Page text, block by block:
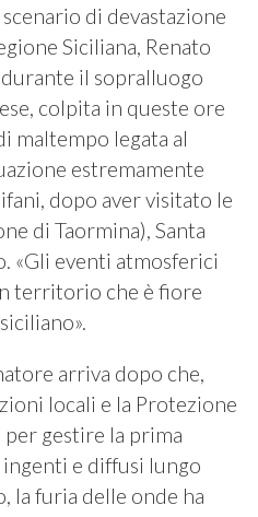
di devastazione
Siciliana, Renato
il sopralluogo
colpita in queste ore
maltempo legata al
estremamente
dopo aver visitato le
di Taormina), Santa
«Gli eventi atmosferici
territorio che è fiore
arriva dopo che,
locali e la Protezione
gestire la prima
ingenti e diffusi lungo
la furia delle onde ha